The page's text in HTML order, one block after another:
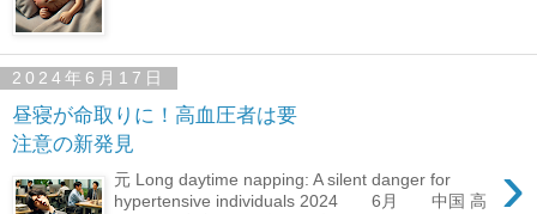
2024年6月17日
昼寝が命取りに！高血圧者は要
注意の新発見
›
元 Long daytime napping: A silent danger for
hypertensive individuals 2024 6月 中国 高